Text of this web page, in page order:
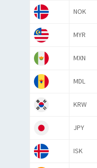
NOK
MYR
MXN
MDL
KRW
JPY
ISK